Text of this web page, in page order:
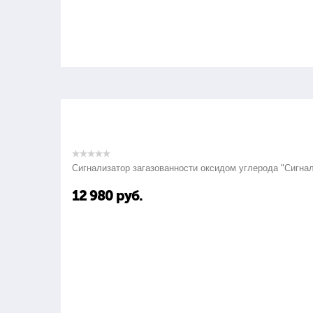
Сигнализатор загазованности оксидом углерода
12 980 руб.